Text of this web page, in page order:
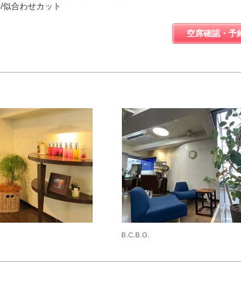
合わせカット
空席確認・予
B.C.B.G.